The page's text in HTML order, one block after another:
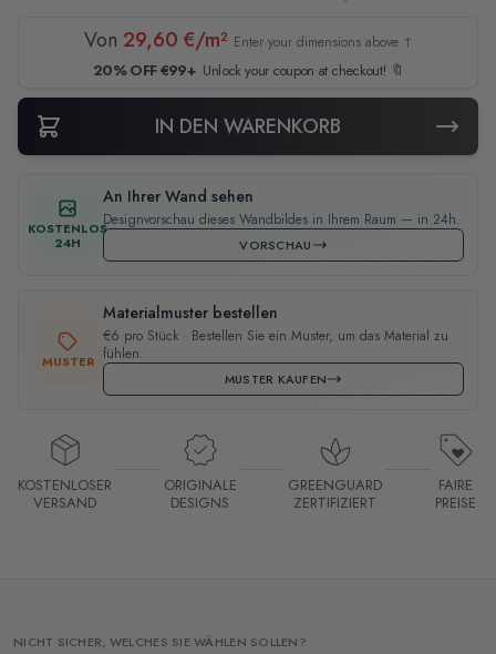
Von 29,60 €/m² Enter your dimensions above ↑
20% OFF €99+ Unlock your coupon at checkout! 🔖
IN DEN WARENKORB
KOSTENLOS
24H
An Ihrer Wand sehen
Designvorschau dieses Wandbildes in Ihrem Raum — in 24h.
VORSCHAU
MUSTER
Materialmuster bestellen
€6 pro Stück · Bestellen Sie ein Muster, um das Material zu
fühlen.
MUSTER KAUFEN
KOSTENLOSER
VERSAND
ORIGINALE
DESIGNS
GREENGUARD
ZERTIFIZIERT
FAIRE
PREISE
NICHT SICHER, WELCHES SIE WÄHLEN SOLLEN?